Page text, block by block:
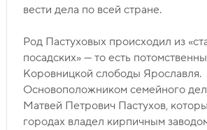
вести дела по всей стране.
Род Пастуховых происходил из
посадских» — то есть
Коровницкой слободы Ярославля.
Основоположником семейного
Матвей Петрович Пастухов,
городах владел кирпичным